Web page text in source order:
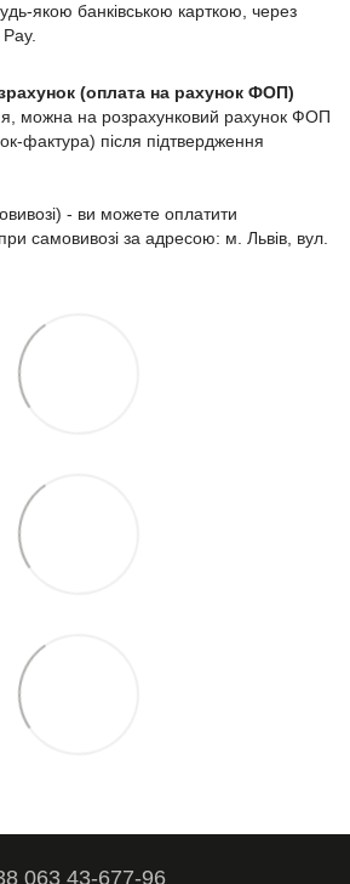
якою банківською карткою, через
(оплата на рахунок ФОП)
можна на розрахунковий рахунок ФОП
фактура) після підтвердження
- ви можете оплатити
самовивозі за адресою: м. Львів, вул.
063 43-677-96